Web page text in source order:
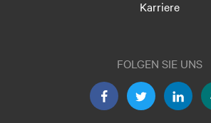
Karriere
FOLGEN SIE UNS